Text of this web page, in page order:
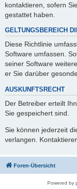
kontaktieren, sofern
gestattet haben.
GELTUNGSBEREICH
Diese Richtlinie
Software umfassen.
seiner Software
er Sie darüber
AUSKUNFTSRECHT
Der Betreiber erteilt
Sie gespeichert sind.
Sie können jederzeit
verlangen.
Foren-Übersicht
Powered by